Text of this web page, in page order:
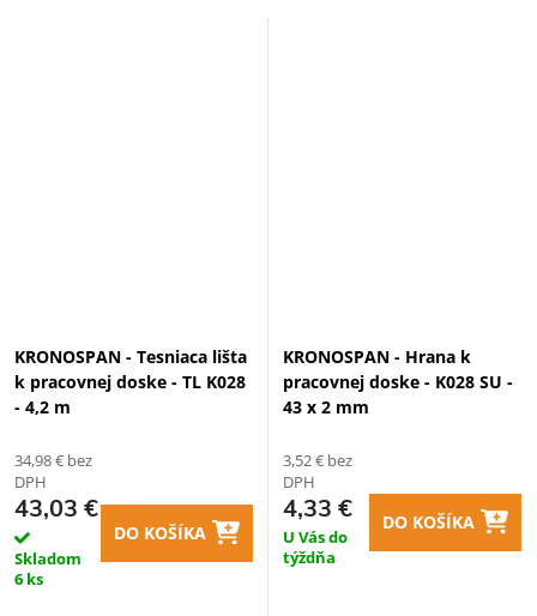
KRONOSPAN - Tesniaca lišta
k pracovnej doske - TL K028
- 4,2 m
34,98 € bez
DPH
43,03 €
Skladom
6 ks
DO KOŠÍKA
KRONOSPAN - Hrana k
pracovnej doske - K028 SU -
43 x 2 mm
3,52 € bez
DPH
4,33 €
U Vás do
týždňa
DO KOŠÍKA